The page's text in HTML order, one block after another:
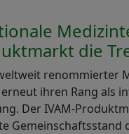
die
renommierter
ihren Rang als
Der IVAM-
Gemeinschaftsstand